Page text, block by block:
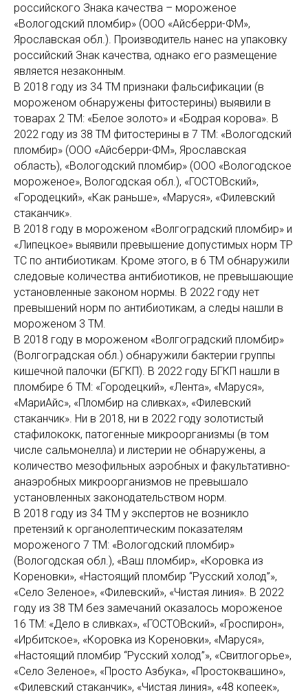
российского Знака качества – мороженое
«Вологодский пломбир» (ООО «Айсберри-ФМ»,
Ярославская обл.). Производитель нанес на упаковку
российский Знак качества, однако его размещение
является незаконным.
В 2018 году из 34 ТМ признаки фальсификации (в
мороженом обнаружены фитостерины) выявили в
товарах 2 ТМ: «Белое золото» и «Бодрая корова». В
2022 году из 38 ТМ фитостерины в 7 ТМ: «Вологодский
пломбир» (ООО «Айсберри-ФМ», Ярославская
область), «Вологодский пломбир» (ООО «Вологодское
мороженое», Вологодская обл.), «ГОСТОВский»,
«Городецкий», «Как раньше», «Маруся», «Филевский
стаканчик».
В 2018 году в мороженом «Волгоградский пломбир» и
«Липецкое» выявили превышение допустимых норм ТР
ТС по антибиотикам. Кроме этого, в 6 ТМ обнаружили
следовые количества антибиотиков, не превышающие
установленные законом нормы. В 2022 году нет
превышений норм по антибиотикам, а следы нашли в
мороженом 3 ТМ.
В 2018 году в мороженом «Волгоградский пломбир»
(Волгоградская обл.) обнаружили бактерии группы
кишечной палочки (БГКП). В 2022 году БГКП нашли в
пломбире 6 ТМ: «Городецкий», «Лента», «Маруся»,
«МариАйс», «Пломбир на сливках», «Филевский
стаканчик». Ни в 2018, ни в 2022 году золотистый
стафилококк, патогенные микроорганизмы (в том
числе сальмонелла) и листерии не обнаружены, а
количество мезофильных аэробных и факультативно-
анаэробных микроорганизмов не превышало
установленных законодательством норм.
В 2018 году из 34 ТМ у экспертов не возникло
претензий к органолептическим показателям
мороженого 7 ТМ: «Вологодский пломбир»
(Вологодская обл.), «Ваш пломбир», «Коровка из
Кореновки», «Настоящий пломбир “Русский холод”»,
«Село Зеленое», «Филевский», «Чистая линия». В 2022
году из 38 ТМ без замечаний оказалось мороженое
16 ТМ: «Дело в сливках», «ГОСТОВский», «Гроспирон»,
«Ирбитское», «Коровка из Кореновки», «Маруся»,
«Настоящий пломбир “Русский холод”», «Свитлогорье»,
«Село Зеленое», «Просто Азбука», «Простоквашино»,
«Филевский стаканчик», «Чистая линия», «48 копеек»,